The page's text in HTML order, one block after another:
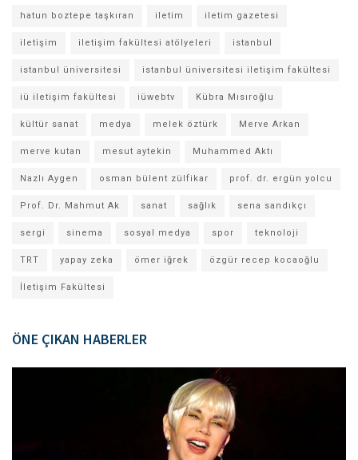
hatun boztepe taşkıran iletim iletim gazetesi
iletişim iletişim fakültesi atölyeleri istanbul
istanbul üniversitesi istanbul üniversitesi iletişim fakültesi
iü iletişim fakültesi iüwebtv Kübra Mısıroğlu
kültür sanat medya melek öztürk Merve Arkan
merve kutan mesut aytekin Muhammed Aktı
Nazlı Aygen osman bülent zülfikar prof. dr. ergün yolcu
Prof. Dr. Mahmut Ak sanat sağlık sena sandıkçı
sergi sinema sosyal medya spor teknoloji
TRT yapay zeka ömer iğrek özgür recep kocaoğlu
İletişim Fakültesi
ÖNE ÇIKAN HABERLER